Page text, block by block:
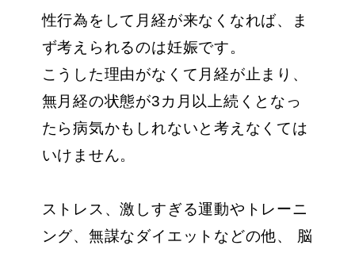
性行為をして月経が来なくなれば、ま
ず考えられるのは妊娠です。
こうした理由がなくて月経が止まり、
無月経の状態が3カ月以上続くとなっ
たら病気かもしれないと考えなくては
いけません。
ストレス、激しすぎる運動やトレーニ
ング、無謀なダイエットなどの他、 脳